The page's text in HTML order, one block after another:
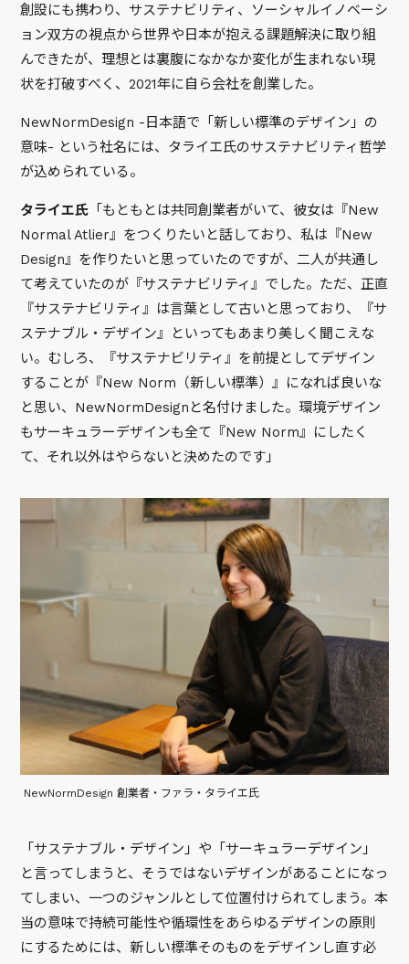
創設にも携わり、サステナビリティ、ソーシャルイノベーシ
ョン双方の視点から世界や日本が抱える課題解決に取り組
んできたが、理想とは裏腹になかなか変化が生まれない現
状を打破すべく、2021年に自ら会社を創業した。
NewNormDesign -日本語で「新しい標準のデザイン」の
意味- という社名には、タライエ氏のサステナビリティ哲学
が込められている。
タライエ氏 「もともとは共同創業者がいて、彼女は『New
Normal Atlier』をつくりたいと話しており、私は『New
Design』を作りたいと思っていたのですが、二人が共通し
て考えていたのが『サステナビリティ』でした。ただ、正直
『サステナビリティ』は言葉として古いと思っており、『サ
ステナブル・デザイン』といってもあまり美しく聞こえな
い。むしろ、『サステナビリティ』を前提としてデザイン
することが『New Norm（新しい標準）』になれば良いな
と思い、NewNormDesignと名付けました。環境デザイン
もサーキュラーデザインも全て『New Norm』にしたく
て、それ以外はやらないと決めたのです」
NewNormDesign 創業者・ファラ・タライエ氏
「サステナブル・デザイン」や「サーキュラーデザイン」
と言ってしまうと、そうではないデザインがあることになっ
てしまい、一つのジャンルとして位置付けられてしまう。本
当の意味で持続可能性や循環性をあらゆるデザインの原則
にするためには、新しい標準そのものをデザインし直す必